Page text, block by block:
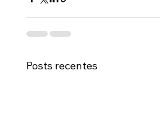
Posts recentes